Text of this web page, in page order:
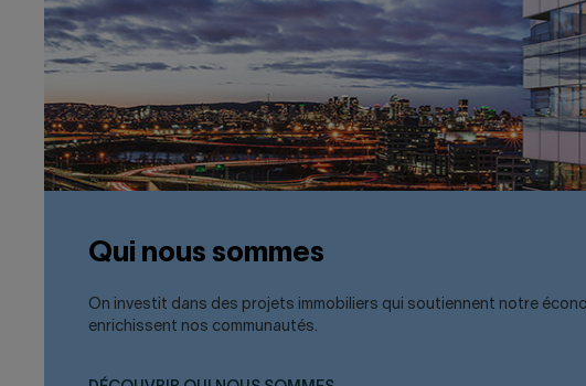
Qui nous sommes
On investit dans des projets immobiliers qui soutiennent notre
enrichissent nos communautés.